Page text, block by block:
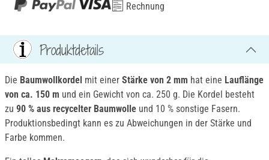
Rechnung
Produktdetails
Die Baumwollkordel mit einer Stärke von 2 mm hat eine Lauflänge
von ca. 150 m und ein Gewicht von ca. 250 g. Die Kordel besteht
zu 90 % aus recycelter Baumwolle und 10 % sonstige Fasern.
Produktionsbedingt kann es zu Abweichungen in der Stärke und
Farbe kommen.